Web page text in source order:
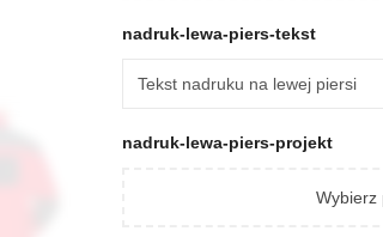
nadruk-lewa-piers-tekst
nadruk-lewa-piers-projekt
Wybierz